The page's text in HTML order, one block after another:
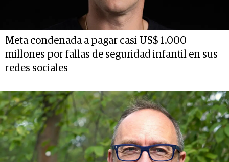
Meta condenada a pagar casi US$ 1.000
millones por fallas de seguridad infantil en sus
redes sociales